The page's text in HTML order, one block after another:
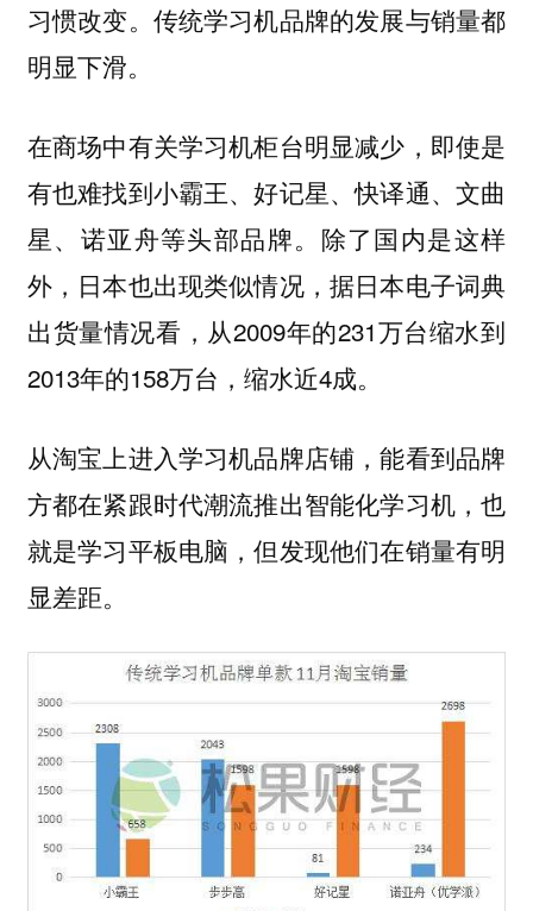
习惯改变。传统学习机品牌的发展与销量都
明显下滑。
在商场中有关学习机柜台明显减少，即使是
有也难找到小霸王、好记星、快译通、文曲
星、诺亚舟等头部品牌。除了国内是这样
外，日本也出现类似情况，据日本电子词典
出货量情况看，从2009年的231万台缩水到
2013年的158万台，缩水近4成。
从淘宝上进入学习机品牌店铺，能看到品牌
方都在紧跟时代潮流推出智能化学习机，也
就是学习平板电脑，但发现他们在销量有明
显差距。